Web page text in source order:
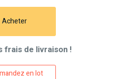
Acheter
frais de livraison !
en lot